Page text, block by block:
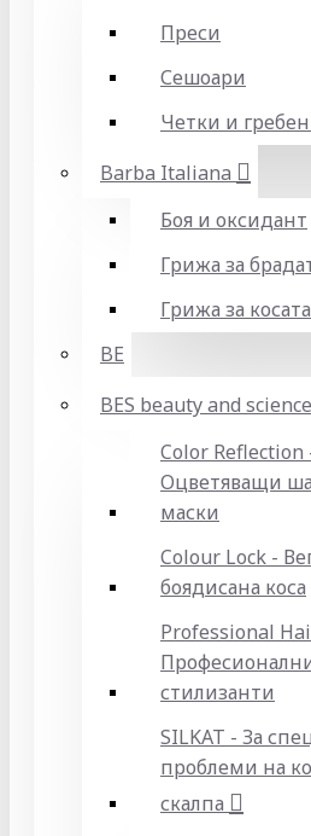
Преси
Сешоари
Четки и
Barba Italiana
Боя и оксидант
Грижа за
Грижа за косата
BE
BES beauty and science
Color Reflection
Оцветяващи
маски
Colour Lock -
боядисана коса
Professional
стилизанти
SILKAT - За
проблеми на
скалпа